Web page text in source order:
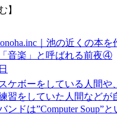
】
｜池の近くの本を
「音楽」と呼ばれる前夜④
ケボーをしている人間や
習をしていた人間などが
ンドは”Computer Soup”と